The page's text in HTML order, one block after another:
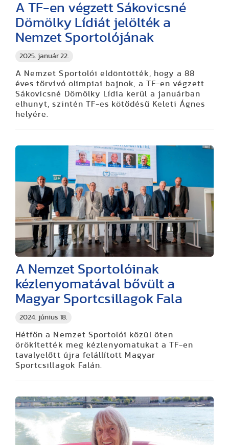
2025. január 22.
A TF-en végzett Sákovicsné
Dömölky Lídiát jelölték a
Nemzet Sportolójának
A Nemzet Sportolói eldöntötték, hogy a 88
éves tőrvívó olimpiai bajnok, a TF-en végzett
Sákovicsné Dömölky Lídia kerül a januárban
elhunyt, szintén TF-es kötődésű Keleti Ágnes
helyére.
2024. június 18.
A Nemzet Sportolóinak
kézlenyomatával bővült a
Magyar Sportcsillagok Fala
Hétfőn a Nemzet Sportolói közül öten
örökítették meg kézlenyomatukat a TF-en
tavalyelőtt újra felállított Magyar
Sportcsillagok Falán.